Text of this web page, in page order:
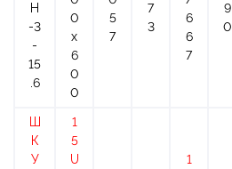
Н
-3
-
15
.6
0
x
6
0
0
5
7
7
3
6
6
7
9
0
Ш
К
У
1
5
U
1